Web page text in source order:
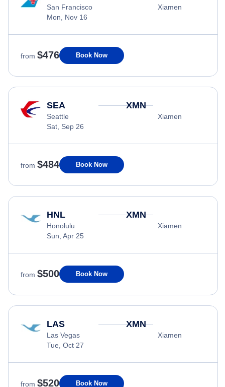
San Francisco
Mon, Nov 16
Xiamen
from $476 Book Now
SEA
Seattle
Sat, Sep 26
XMN
Xiamen
from $484 Book Now
HNL
Honolulu
Sun, Apr 25
XMN
Xiamen
from $500 Book Now
LAS
Las Vegas
Tue, Oct 27
XMN
Xiamen
from $520 Book Now